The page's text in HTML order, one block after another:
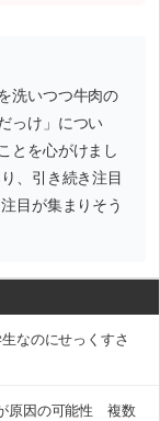
洗いつつ牛肉の
っけ」につい
とを心がけまし
、引き続き注目
目が集まりそう
なのにせっくすさ
原因の可能性 複数